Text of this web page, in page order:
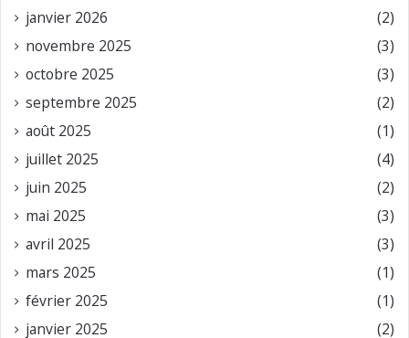
janvier 2026
(2)
novembre 2025
(3)
octobre 2025
(3)
septembre 2025
(2)
août 2025
(1)
juillet 2025
(4)
juin 2025
(2)
mai 2025
(3)
avril 2025
(3)
mars 2025
(1)
février 2025
(1)
janvier 2025
(2)